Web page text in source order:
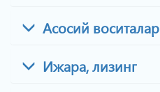
Асосий воситалар
Ижара, лизинг